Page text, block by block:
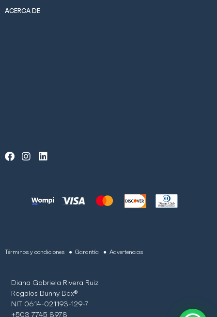
ACERCA DE
Términos y condiciones ● Garantía ● Advertencias
Diana Gabriela Rivera Ruiz
Regalos Bunny Box®
NIT 0614-021193-129-7
+503 7745 8978